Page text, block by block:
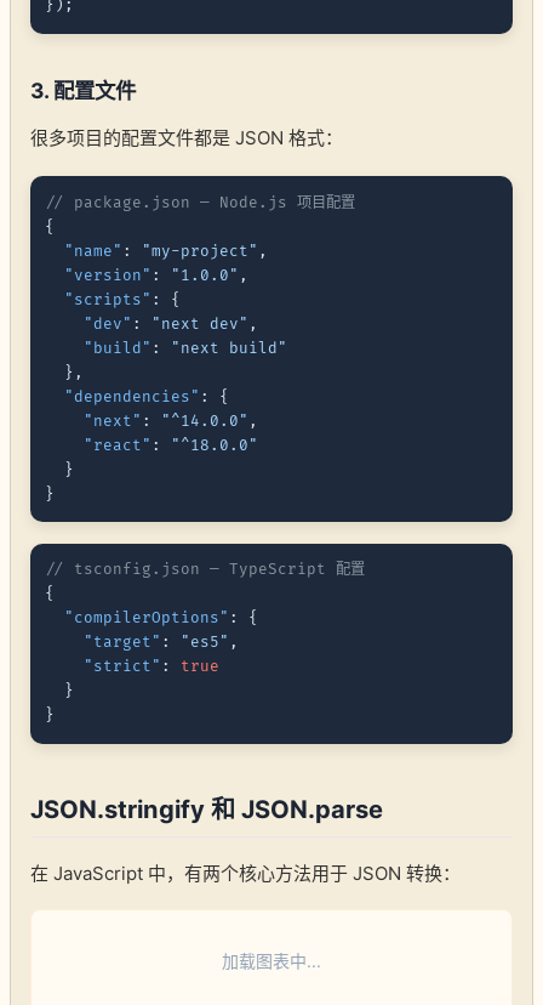
3. 配置文件
很多项目的配置文件都是 JSON 格式：
// package.json — Node.js 项目配置
{
"name" : "my-project" ,
"version" : "1.0.0" ,
"scripts" :
{
"dev" : "next dev" ,
"build" :
"next build"
} ,
"dependencies" :
{
"next" : "^14.0.0" ,
"react" :
"^18.0.0"
}
}
// tsconfig.json — TypeScript 配置
{
"compilerOptions" :
{
"target" : "es5" ,
"strict" :
true
}
}
JSON.stringify 和 JSON.parse
在 JavaScript 中，有两个核心方法用于 JSON 转换：
加载图表中...